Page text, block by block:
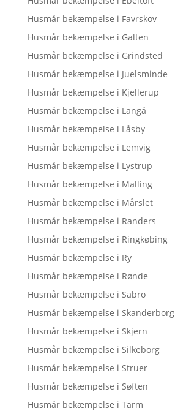
Husmår bekæmpelse i Favrskov
Husmår bekæmpelse i Galten
Husmår bekæmpelse i Grindsted
Husmår bekæmpelse i Juelsminde
Husmår bekæmpelse i Kjellerup
Husmår bekæmpelse i Langå
Husmår bekæmpelse i Låsby
Husmår bekæmpelse i Lemvig
Husmår bekæmpelse i Lystrup
Husmår bekæmpelse i Malling
Husmår bekæmpelse i Mårslet
Husmår bekæmpelse i Randers
Husmår bekæmpelse i Ringkøbing
Husmår bekæmpelse i Ry
Husmår bekæmpelse i Rønde
Husmår bekæmpelse i Sabro
Husmår bekæmpelse i Skanderborg
Husmår bekæmpelse i Skjern
Husmår bekæmpelse i Silkeborg
Husmår bekæmpelse i Struer
Husmår bekæmpelse i Søften
Husmår bekæmpelse i Tarm